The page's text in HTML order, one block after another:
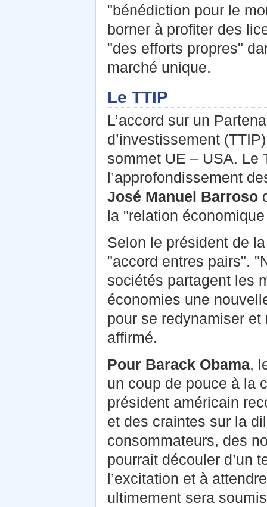
"bénédiction pour le
borner à profiter des
"des efforts propres"
marché unique.
Le TTIP
L’accord sur un
d’investissement
sommet UE – USA. Le
l’approfondissement
José Manuel Barroso
la "relation
Selon le président de
"accord entres pairs".
sociétés partagent les
économies une
pour se redynamiser
affirmé.
Pour Barack Obama,
un coup de pouce à la
président américain
et des craintes sur la
consommateurs, des
pourrait découler d’un
l’excitation et à
ultimement sera